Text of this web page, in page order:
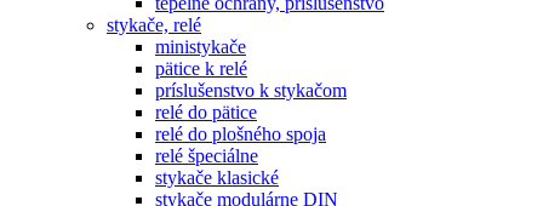
stykače, relé
ministykače
pätice k relé
príslušenstvo k stykačom
relé do pätice
relé do plošného spoja
relé špeciálne
stykače klasické
stykače modulárne DIN